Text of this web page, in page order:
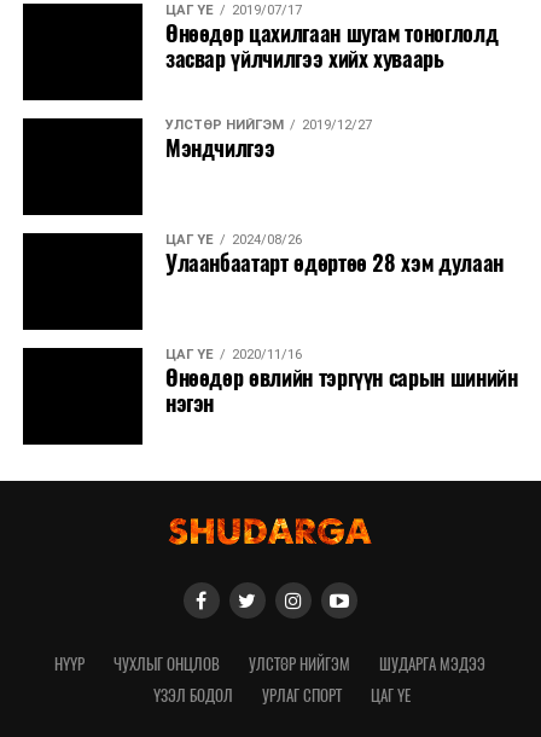
ЦАГ ҮЕ 2019/07/17
Өнөөдөр цахилгаан шугам тоноглолд
засвар үйлчилгээ хийх хуваарь
УЛСТӨР НИЙГЭМ 2019/12/27
Мэндчилгээ
ЦАГ ҮЕ 2024/08/26
Улаанбаатарт өдөртөө 28 хэм дулаан
ЦАГ ҮЕ 2020/11/16
Өнөөдөр өвлийн тэргүүн сарын шинийн
нэгэн
НҮҮР ЧУХЛЫГ ОНЦЛОВ УЛСТӨР НИЙГЭМ
ШУДАРГА МЭДЭЭ
ҮЗЭЛ БОДОЛ
УРЛАГ СПОРТ ЦАГ ҮЕ